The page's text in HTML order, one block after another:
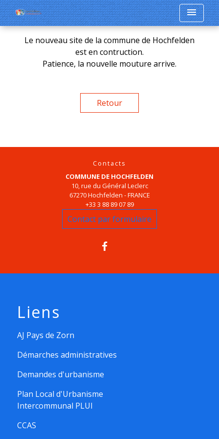
menu
Le nouveau site de la commune de Hochfelden
est en contruction.
Patience, la nouvelle mouture arrive.
Retour
Contacts
COMMUNE DE HOCHFELDEN
10, rue du Général Leclerc
67270 Hochfelden - FRANCE
+33 3 88 89 07 89
Contact par formulaire
Liens
AJ Pays de Zorn
Démarches administratives
Demandes d'urbanisme
Plan Local d'Urbanisme
Intercommunal PLUI
CCAS